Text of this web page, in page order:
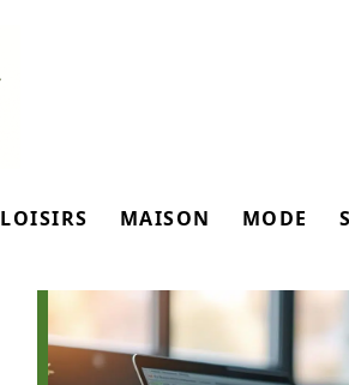
LOISIRS MAISON MODE